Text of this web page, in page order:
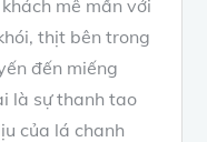
mê mẩn với
thịt bên trong
đến miếng
là sự thanh tao
của lá chanh